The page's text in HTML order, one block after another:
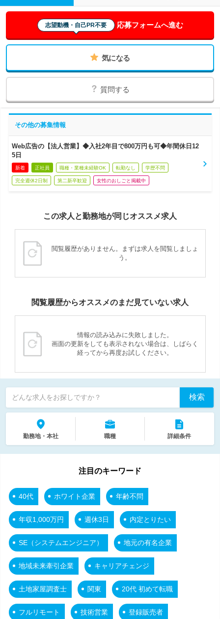
志望動機・自己PR不要 応募フォームへ進む
気になる
質問する
その他の募集情報
Web広告の【法人営業】◆入社2年目で800万円も可◆年間休日12
5日
新着 正社員 職種・業種未経験OK 転勤なし 学歴不問
完全週休2日制 第二新卒歓迎 女性のおしごと掲載中
この求人と勤務地が同じオススメ求人
閲覧履歴がありません。まずは求人を閲覧しましょ
う。
閲覧履歴からオススメのまだ見ていない求人
情報の読み込みに失敗しました。
画面の更新をしても表示されない場合は、しばらく
経ってから再度お試しください。
どんな求人をお探しですか？ 検索
勤務地・本社 職種 詳細条件
注目のキーワード
40代 ホワイト企業 年齢不問
年収1,000万円 週休3日 内定とりたい
SE（システムエンジニア） 地元の有名企業
地域未来牽引企業 キャリアチェンジ
土地家屋調査士 関東 20代 初めて転職
フルリモート 技術営業 登録販売者